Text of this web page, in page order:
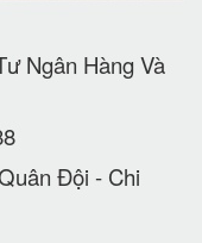
Ngân Hàng Và
Đội - Chi